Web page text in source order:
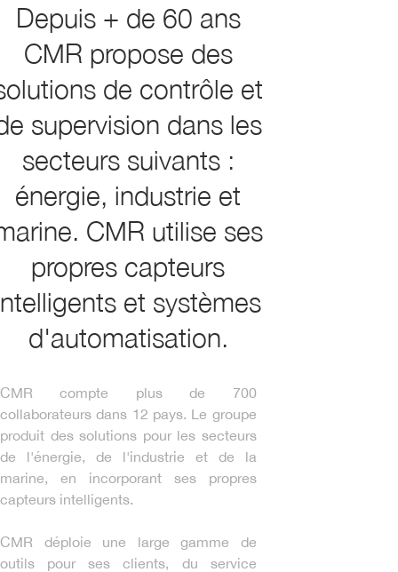
Depuis + de 60 ans
CMR propose des
de contrôle et
supervision dans les
secteurs suivants :
énergie, industrie et
CMR utilise ses
propres capteurs
et systèmes
d'automatisation.
CMR compte plus de 700
collaborateurs dans 12 pays. Le groupe
produit des solutions pour les secteurs
de l'énergie, de l'industrie et de la
marine, en incorporant ses propres
capteurs intelligents.
CMR déploie une large gamme de
outils pour ses clients, du service